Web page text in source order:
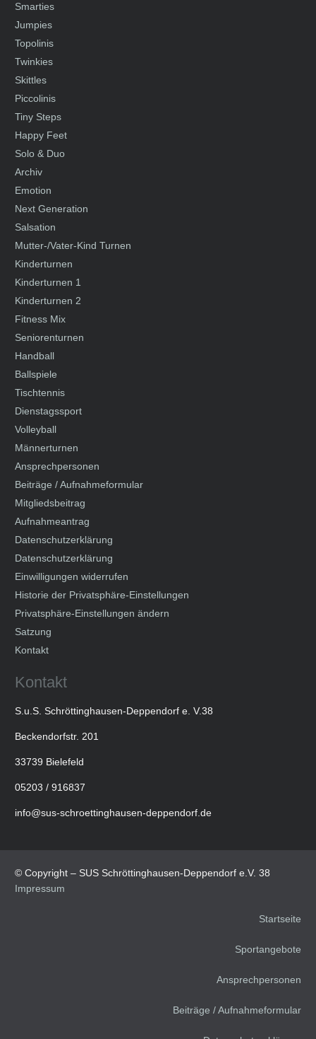
Smarties
Jumpies
Topolinis
Twinkies
Skittles
Piccolinis
Tiny Steps
Happy Feet
Solo & Duo
Archiv
Emotion
Next Generation
Salsation
Mutter-/Vater-Kind Turnen
Kinderturnen
Kinderturnen 1
Kinderturnen 2
Fitness Mix
Seniorenturnen
Handball
Ballspiele
Tischtennis
Dienstagssport
Volleyball
Männerturnen
Ansprechpersonen
Beiträge / Aufnahmeformular
Mitgliedsbeitrag
Aufnahmeantrag
Datenschutzerklärung
Datenschutzerklärung
Einwilligungen widerrufen
Historie der Privatsphäre-Einstellungen
Privatsphäre-Einstellungen ändern
Satzung
Kontakt
Kontakt
S.u.S. Schröttinghausen-Deppendorf e. V.38
Beckendorfstr. 201
33739 Bielefeld
05203 / 916837
info@sus-schroettinghausen-deppendorf.de
© Copyright – SUS Schröttinghausen-Deppendorf e.V. 38
Impressum
Startseite
Sportangebote
Ansprechpersonen
Beiträge / Aufnahmeformular